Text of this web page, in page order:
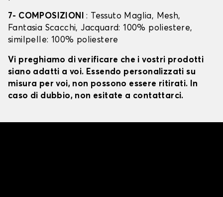
7- COMPOSIZIONI: Tessuto Maglia, Mesh,
Fantasia Scacchi, Jacquard: 100% poliestere,
similpelle: 100% poliestere
Vi preghiamo di verificare che i vostri prodotti
siano adatti a voi. Essendo personalizzati su
misura per voi, non possono essere ritirati. In
caso di dubbio, non esitate a contattarci.